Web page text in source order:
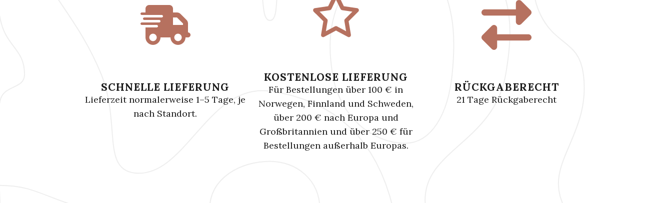
SCHNELLE LIEFERUNG
Lieferzeit normalerweise 1–5 Tage, je
nach Standort.
KOSTENLOSE LIEFERUNG
Für Bestellungen über 100 € in
Norwegen, Finnland und Schweden,
über 200 € nach Europa und
Großbritannien und über 250 € für
Bestellungen außerhalb Europas.
RÜCKGABERECHT
21 Tage Rückgaberecht